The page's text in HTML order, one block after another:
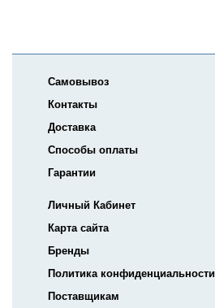
Самовывоз
Контакты
Доставка
Способы оплаты
Гарантии
Личный Кабинет
Карта сайта
Бренды
Политика конфиденциальности
Поставщикам